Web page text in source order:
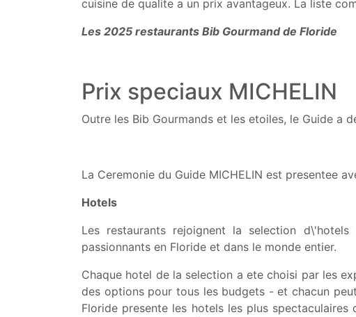
cuisine de qualite a un prix avantageux. La liste
Les 2025 restaurants Bib Gourmand de Floride
Prix speciaux MICHELIN
Outre les Bib Gourmands et les etoiles, le Guide a
La Ceremonie du Guide MICHELIN est presentee
Hotels
Les restaurants rejoignent la selection
passionnants en Floride et dans le monde entier.
Chaque hotel de la selection a ete choisi par les
des options pour tous les budgets - et chacun
Floride presente les hotels les plus